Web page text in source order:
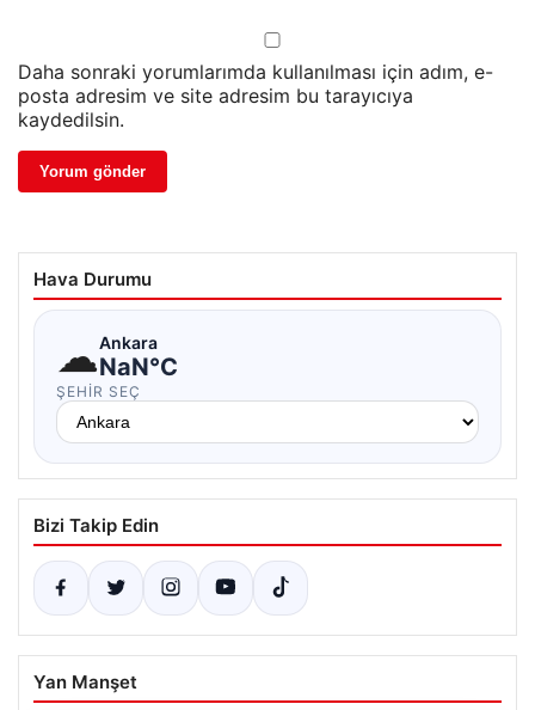
Daha sonraki yorumlarımda kullanılması için adım, e-
posta adresim ve site adresim bu tarayıcıya
kaydedilsin.
Hava Durumu
☁Ankara
NaN°C
ŞEHIR SEÇ
Bizi Takip Edin
Yan Manşet